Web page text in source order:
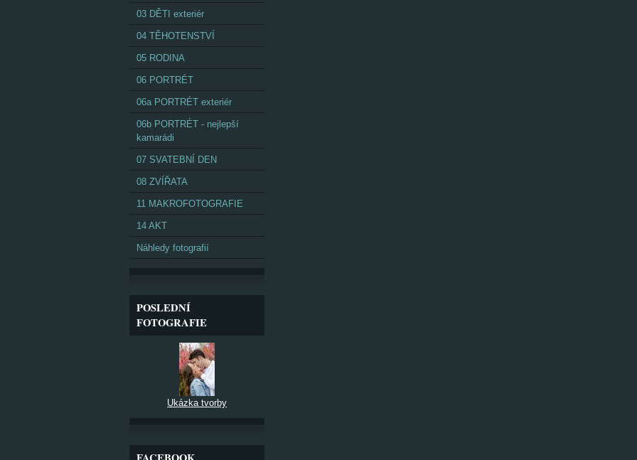
03 DĚTI exteriér
04 TĚHOTENSTVÍ
05 RODINA
06 PORTRÉT
06a PORTRÉT exteriér
06b PORTRÉT - nejlepší
kamarádi
07 SVATEBNÍ DEN
08 ZVÍŘATA
11 MAKROFOTOGRAFIE
14 AKT
Náhledy fotografií
POSLEDNÍ
FOTOGRAFIE
Ukázka tvorby